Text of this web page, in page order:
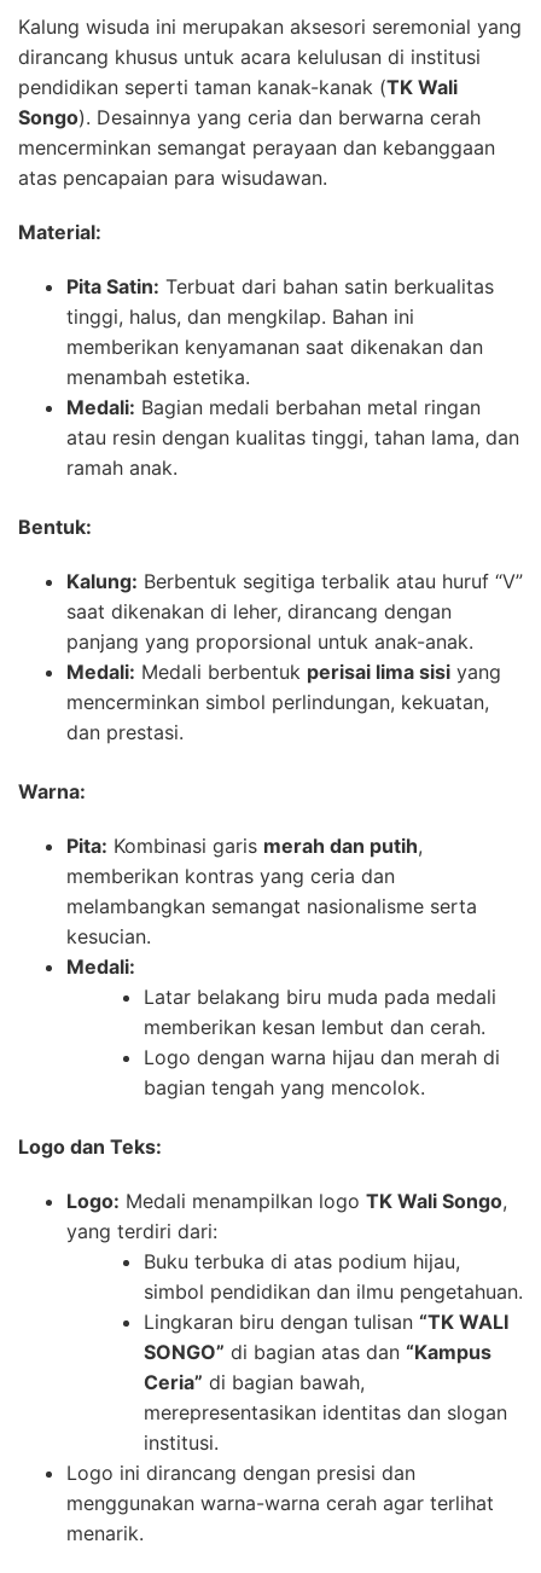
Kalung wisuda ini merupakan aksesori seremonial yang
dirancang khusus untuk acara kelulusan di institusi
pendidikan seperti taman kanak-kanak (TK Wali
Songo). Desainnya yang ceria dan berwarna cerah
mencerminkan semangat perayaan dan kebanggaan
atas pencapaian para wisudawan.
Material:
Pita Satin: Terbuat dari bahan satin berkualitas
tinggi, halus, dan mengkilap. Bahan ini
memberikan kenyamanan saat dikenakan dan
menambah estetika.
Medali: Bagian medali berbahan metal ringan
atau resin dengan kualitas tinggi, tahan lama, dan
ramah anak.
Bentuk:
Kalung: Berbentuk segitiga terbalik atau huruf “V”
saat dikenakan di leher, dirancang dengan
panjang yang proporsional untuk anak-anak.
Medali: Medali berbentuk perisai lima sisi yang
mencerminkan simbol perlindungan, kekuatan,
dan prestasi.
Warna:
Pita: Kombinasi garis merah dan putih,
memberikan kontras yang ceria dan
melambangkan semangat nasionalisme serta
kesucian.
Medali:
Latar belakang biru muda pada medali
memberikan kesan lembut dan cerah.
Logo dengan warna hijau dan merah di
bagian tengah yang mencolok.
Logo dan Teks:
Logo: Medali menampilkan logo TK Wali Songo,
yang terdiri dari:
Buku terbuka di atas podium hijau,
simbol pendidikan dan ilmu pengetahuan.
Lingkaran biru dengan tulisan “TK WALI
SONGO” di bagian atas dan “Kampus
Ceria” di bagian bawah,
merepresentasikan identitas dan slogan
institusi.
Logo ini dirancang dengan presisi dan
menggunakan warna-warna cerah agar terlihat
menarik.